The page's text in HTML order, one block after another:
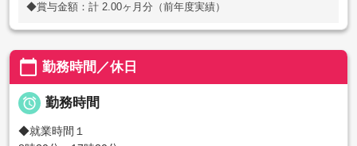
◆賞与金額：計 2.00ヶ月分（前年度実績）
calendar_today 勤務時間／休日
 勤務時間
◆就業時間１